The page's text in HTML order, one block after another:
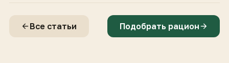
Все статьи Подобрать рацион